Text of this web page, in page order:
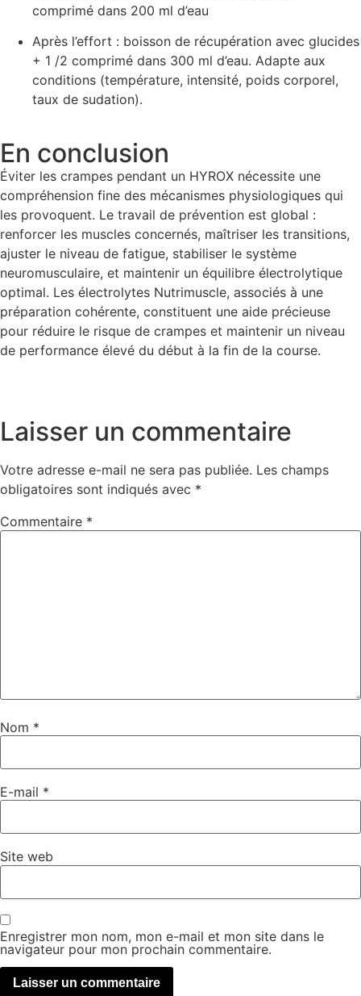
comprimé dans 200 ml d’eau
Après l’effort : boisson de récupération avec glucides
+ 1 /2 comprimé dans 300 ml d’eau. Adapte aux
conditions (température, intensité, poids corporel,
taux de sudation).
En conclusion
Éviter les crampes pendant un HYROX nécessite une
compréhension fine des mécanismes physiologiques qui
les provoquent. Le travail de prévention est global :
renforcer les muscles concernés, maîtriser les transitions,
ajuster le niveau de fatigue, stabiliser le système
neuromusculaire, et maintenir un équilibre électrolytique
optimal. Les électrolytes Nutrimuscle, associés à une
préparation cohérente, constituent une aide précieuse
pour réduire le risque de crampes et maintenir un niveau
de performance élevé du début à la fin de la course.
Laisser un commentaire
Votre adresse e-mail ne sera pas publiée. Les champs
obligatoires sont indiqués avec *
Commentaire *
Nom *
E-mail *
Site web
Enregistrer mon nom, mon e-mail et mon site dans le
navigateur pour mon prochain commentaire.